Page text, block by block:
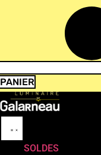
PANIER
SOLDES